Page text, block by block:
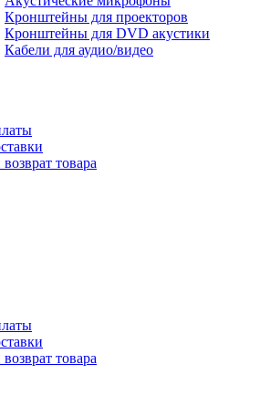
Кронштейны для проекторов
Кронштейны для DVD акустики
Кабели для аудио/видео
товара
товара